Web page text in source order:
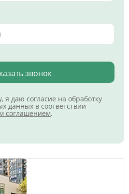
звонок
я даю согласие на обработку
данных в соответствии
соглашением.